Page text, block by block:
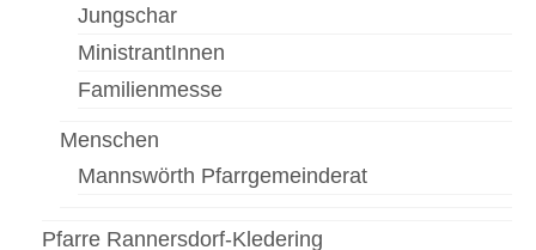
Flohmarkt
Kirchenführung
Dreifaltigkeitsnews
Jungschar
MinistrantInnen
Familienmesse
Menschen
Mannswörth Pfarrgemeinderat
Pfarre Rannersdorf-Kledering